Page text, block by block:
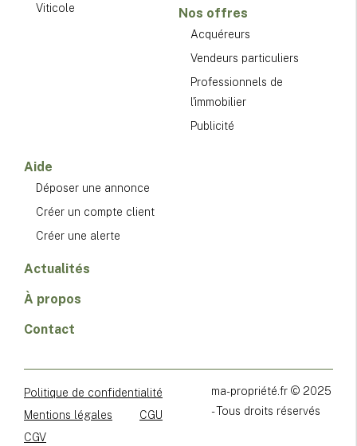
Viticole
Nos offres
Acquéreurs
Vendeurs particuliers
Professionnels de
l'immobilier
Publicité
Aide
Déposer une annonce
Créer un compte client
Créer une alerte
Actualités
À propos
Contact
Politique de confidentialité
Mentions légales
CGU
CGV
ma-propriété.fr © 2025
- Tous droits réservés